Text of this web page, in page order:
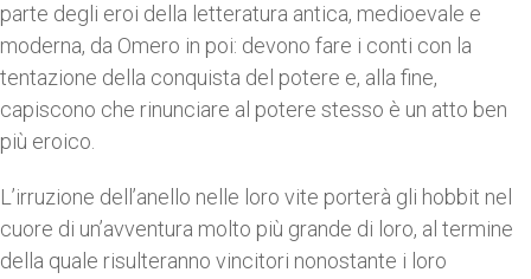
parte degli eroi della letteratura antica, medioevale e
moderna, da Omero in poi: devono fare i conti con la
tentazione della conquista del potere e, alla fine,
capiscono che rinunciare al potere stesso è un atto ben
più eroico.
L’irruzione dell’anello nelle loro vite porterà gli hobbit nel
cuore di un’avventura molto più grande di loro, al termine
della quale risulteranno vincitori nonostante i loro